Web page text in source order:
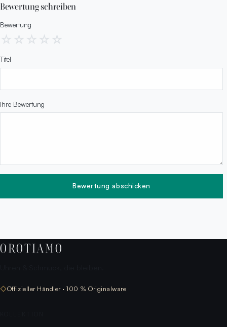
Bewertung schreiben
Bewertung
☆ ☆ ☆ ☆ ☆
Titel
Ihre Bewertung
Bewertung abschicken
OROTIAMO
◇Offizieller Händler · 100 % Originalware